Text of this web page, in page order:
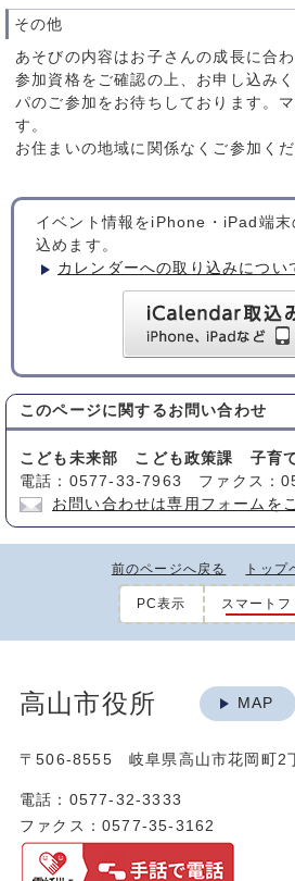
その他
あそびの内容はお子さんの成長に合
参加資格をご確認の上、お申し込み
パのご参加をお待ちしております。
す。
お住まいの地域に関係なくご参加くだ
イベント情報をiPhone・iPad端末
込めます。
カレンダーへの取り込みについ
このページに関する お問い合わせ
こども未来部 こども政策課 子育
電話：0577-33-7963 ファクス：
お問い合わせは専用フォームを
前のページへ戻る トップ
PC表示 スマート
高山市役所 MAP
〒506-8555 岐阜県高山市花岡町
電話：0577-32-3333
ファクス：0577-35-3162